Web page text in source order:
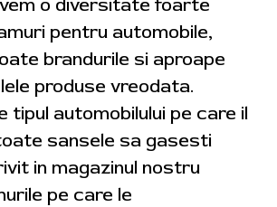
o diversitate foarte
pentru automobile,
brandurile si aproape
produse vreodata.
tipul automobilului pe care il
sansele sa gasesti
in magazinul nostru
pe care le